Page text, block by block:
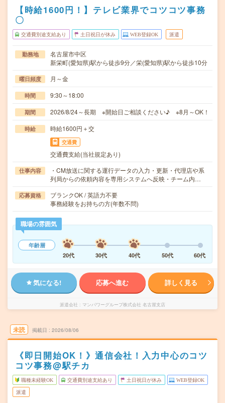
【時給1600円！】テレビ業界でコツコツ事務
〇
交通費別途支給あり 土日祝日が休み WEB登録OK 派遣
勤務地
名古屋市中区
新栄町(愛知県)駅から徒歩9分／栄(愛知県)駅から徒歩10分
曜日頻度 月～金
時間 9:30～18:00
期間 2026/8/24～長期 ※開始日ご相談ください♪ ※8月～OK！
時給 時給1600円＋交
交通費
交通費支給(当社規定あり)
仕事内容
・CM放送に関する運行データの入力・更新・代理店や系
列局からの依頼内容を専用システムへ反映・チーム内…
応募資格
ブランクOK / 英語力不要
事務経験をお持ちの方(年数不問)
職場の雰囲気
年齢層
20代
30代 40代 50代 60代
気になる! 応募へ進む 詳しく見る
派遣会社 マンパワーグループ株式会社 名古屋支店
未読 掲載日 2026/08/06
《即日開始OK！》通信会社！入力中心のコツ
コツ事務@駅チカ
職種未経験OK 交通費別途支給あり 土日祝日が休み WEB登録OK
派遣